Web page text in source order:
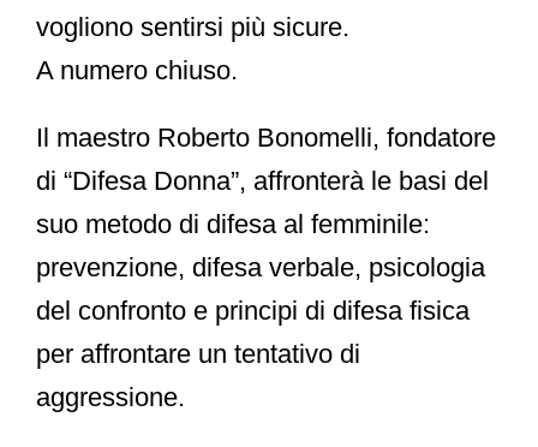
vogliono sentirsi più sicure.
A numero chiuso.
Il maestro Roberto Bonomelli, fondatore
di “Difesa Donna”, affronterà le basi del
suo metodo di difesa al femminile:
prevenzione, difesa verbale, psicologia
del confronto e principi di difesa fisica
per affrontare un tentativo di
aggressione.